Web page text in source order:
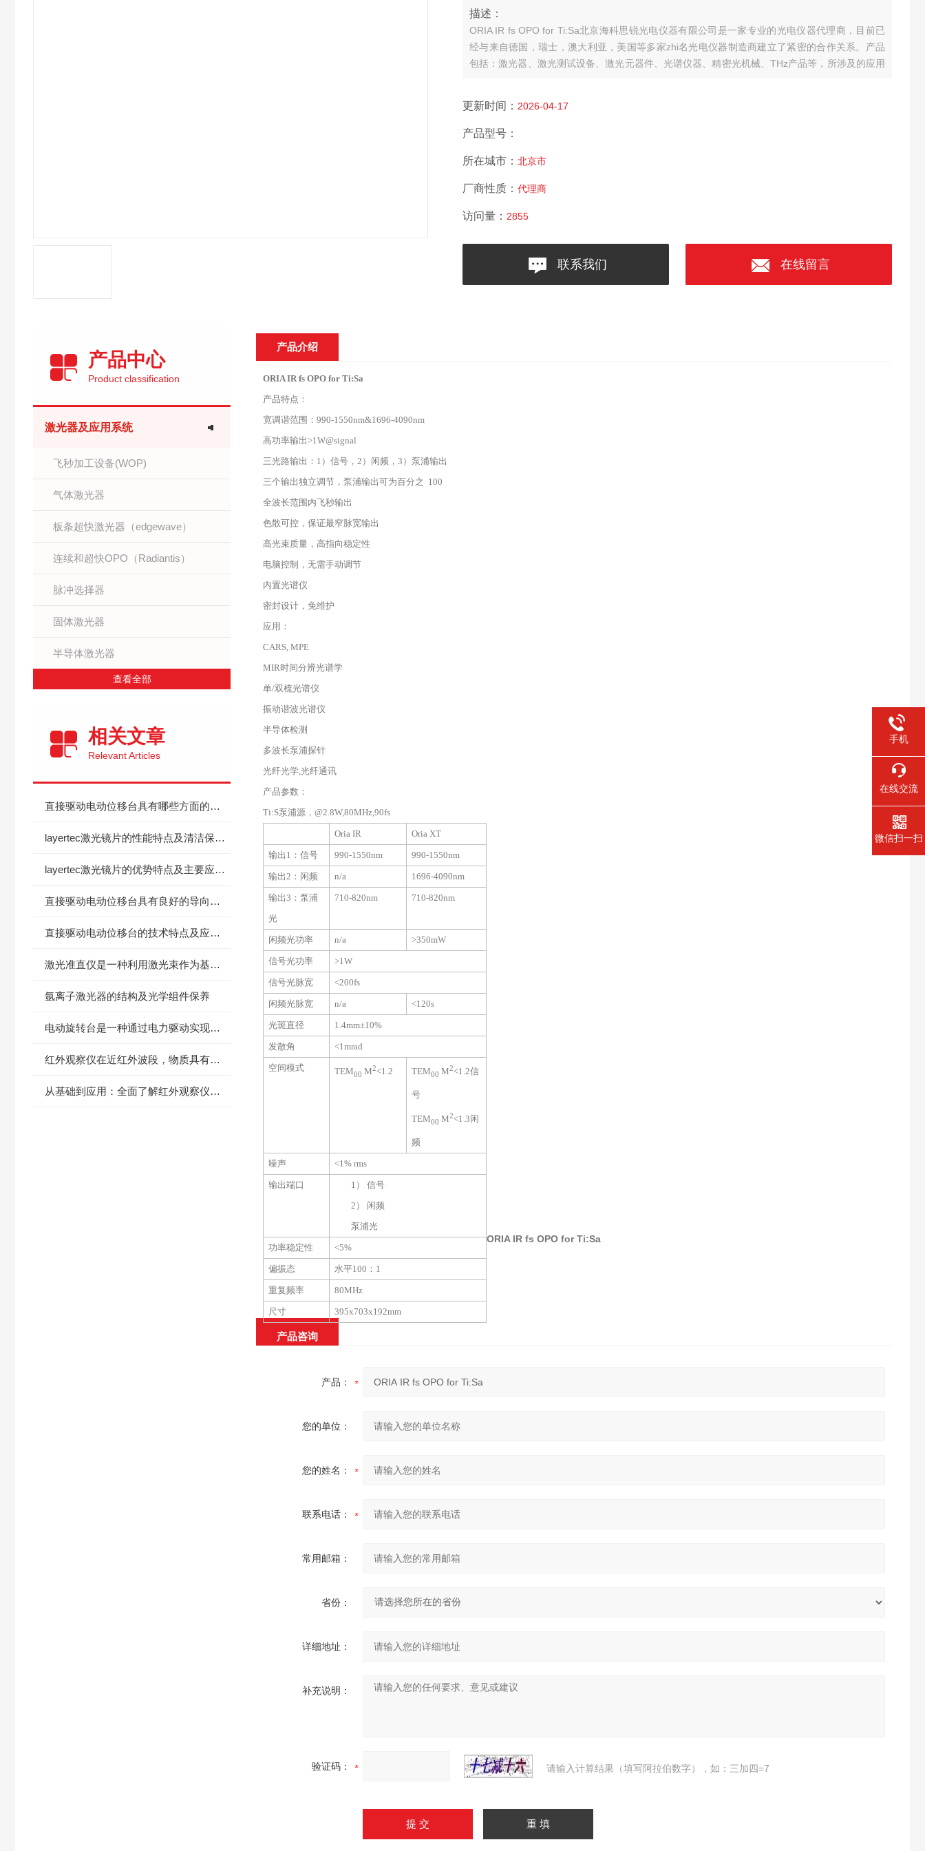
描述：
ORIA IR fs OPO for Ti:Sa北京海科思锐光电仪器有限公司是一家专业的光电仪器代理商，目前已
经与来自德国，瑞士，澳大利亚，美国等多家zhi名光电仪器制造商建立了紧密的合作关系。产品
包括：激光器、激光测试设备、激光元器件、光谱仪器、精密光机械、THz产品等，所涉及的应用
更新时间： 2026-04-17
产品型号：
所在城市： 北京市
厂商性质： 代理商
访问量： 2855
联系我们 在线留言
产品中心
Product classification
激光器及应用系统
飞秒加工设备(WOP)
气体激光器
板条超快激光器（edgewave）
连续和超快OPO（Radiantis）
脉冲选择器
固体激光器
半导体激光器
查看全部
相关文章
Relevant Articles
直接驱动电动位移台具有哪些方面的特性？
layertec激光镜片的性能特点及清洁保养注意事项
layertec激光镜片的优势特点及主要应用途径
直接驱动电动位移台具有良好的导向精度和承载能力
直接驱动电动位移台的技术特点及应用领域
激光准直仪是一种利用激光束作为基准线进行直线度测量的工程测量仪器
氩离子激光器的结构及光学组件保养
电动旋转台是一种通过电力驱动实现物体旋转的设备
红外观察仪在近红外波段，物质具有不同的透射和反射特性
从基础到应用：全面了解红外观察仪的原理与实践
产品介绍
ORIA IR fs OPO for Ti:Sa
产品特点：
宽调谐范围：990-1550nm&1696-4090nm
高功率输出>1W@signal
三光路输出： 1 ）信号，2 ）闲频，3 ）泵浦输出
三个输出独立调节，泵浦输出可为百分之 100
全波长范围内飞秒输出
色散可控，保证最窄脉宽输出
高光束质量，高指向稳定性
电脑控制，无需手动调节
内置光谱仪
密封设计，免维护
应用：
CARS, MPE
MIR时间分辨光谱学
单/双梳光谱仪
振动谐波光谱仪
半导体检测
多波长泵浦探针
光纤光学,光纤通讯
产品参数：
Ti:S泵浦源，@2.8W,80MHz,90fs
Oria IR Oria XT
输出 1 ：信号 990-1550nm 990-1550nm
输出2 ：闲频 n/a 1696-4090nm
输出3 ：泵浦
光
710-820nm 710-820nm
闲频光功率 n/a >350mW
信号光功率 >1W
信号光脉宽 <200fs
闲频光脉宽 n/a <120s
光斑直径 1.4mm±10%
发散角 <1mrad
空间模式 TEM00 M2<1.2 TEM00 M2<1.2信
号
TEM00 M2<1.3闲
频
噪声 <1% rms
输出端口 1）信号
2） 闲频
泵浦光
功率稳定性 <5%
偏振态 水平100 ： 1
重复频率 80MHz
尺寸 395x703x192mm
ORIA IR fs OPO for Ti:Sa
产品咨询
产品：
您的单位：
您的姓名：
联系电话：
常用邮箱：
省份：
详细地址：
补充说明：
验证码： 请输入计算结果（填写阿拉伯数字），如：三加四=7
手机
在线交流
微信扫一扫